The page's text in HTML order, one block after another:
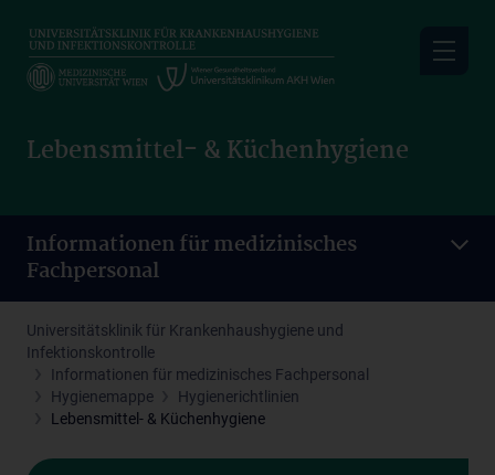
main
content
Lebensmittel- & Küchenhygiene
Informationen für medizinisches
Fachpersonal
Universitätsklinik für Krankenhaushygiene und
Infektionskontrolle
Informationen für medizinisches Fachpersonal
Hygienemappe
Hygienerichtlinien
Lebensmittel- & Küchenhygiene